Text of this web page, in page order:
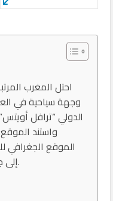
الدولي “ترافل
واستند
الموقع الجغرافي
إلى جاذبية الشواطئ والأكل التقليدي.